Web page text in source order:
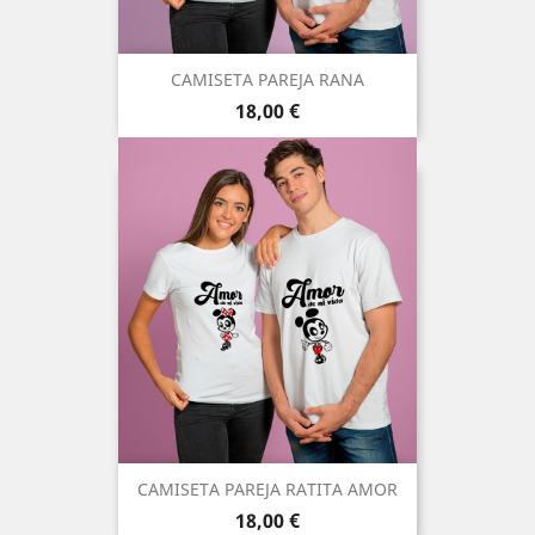
CAMISETA PAREJA RANA
Precio
18,00 €
CAMISETA PAREJA RATITA AMOR
Precio
18,00 €